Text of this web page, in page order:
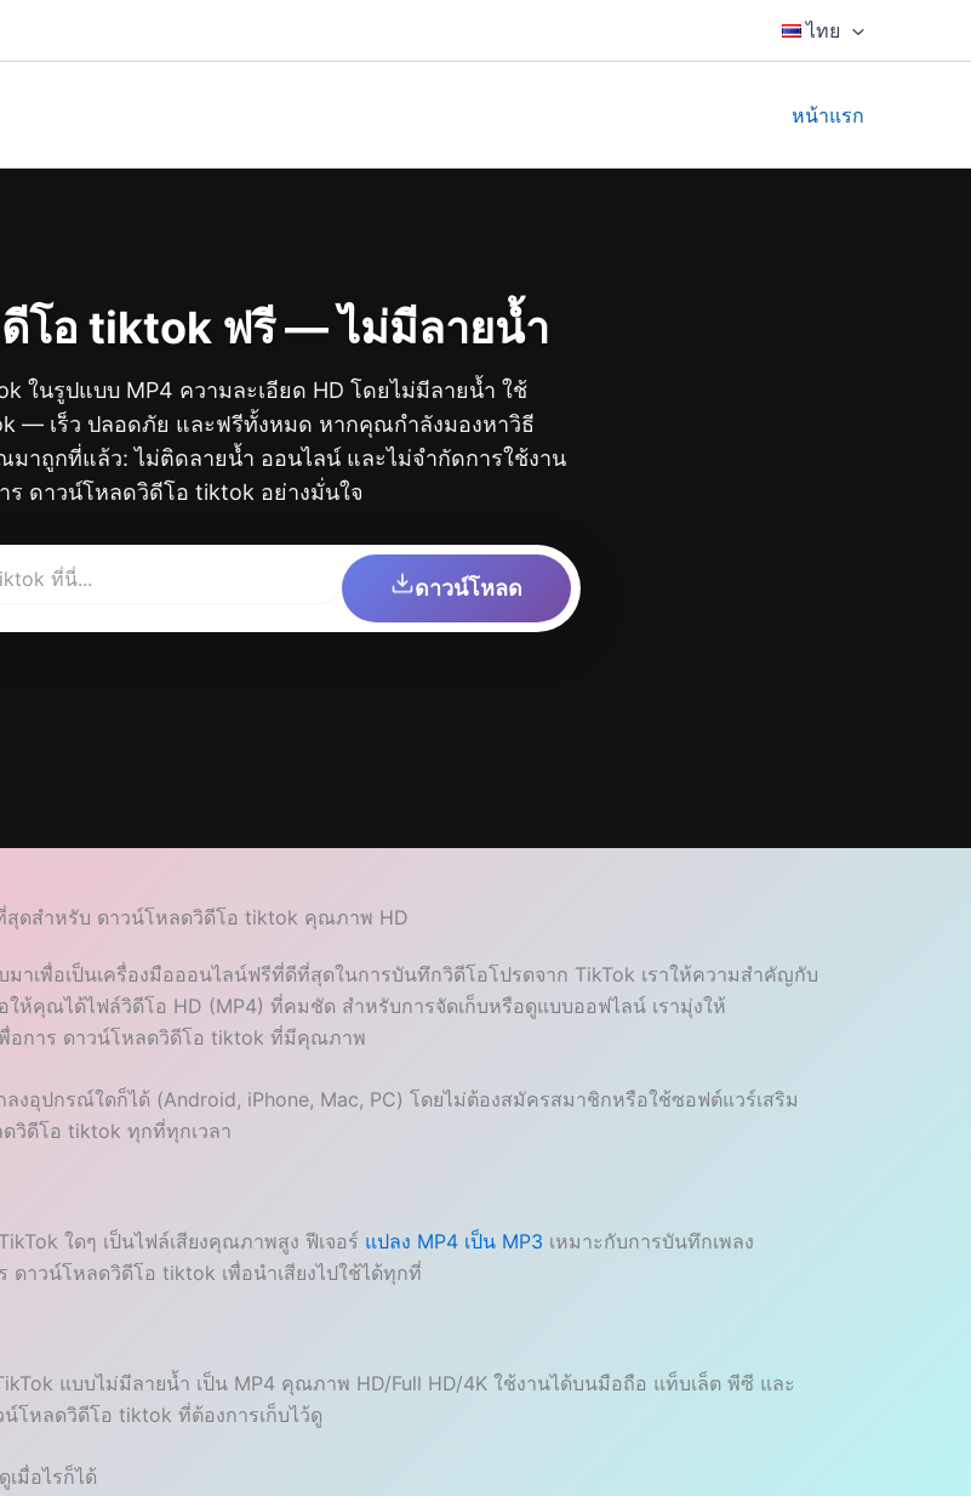
ไทย
หน้าแรก
โอ tiktok ฟรี — ไม่มีลายน้ำ
ในรูปแบบ MP4 ความละเอียด HD โดยไม่มีลายน้ำ ใช้
— เร็ว ปลอดภัย และฟรีทั้งหมด หากคุณกำลังมองหาวิธี
าถูกที่แล้ว: ไม่ติดลายน้ำ ออนไลน์ และไม่จำกัดการใช้งาน
ร ดาวน์โหลดวิดีโอ tiktok อย่างมั่นใจ
ดาวน์โหลด
ดสำหรับ ดาวน์โหลดวิดีโอ tiktok คุณภาพ HD
มาเพื่อเป็นเครื่องมือออนไลน์ฟรีที่ดีที่สุดในการบันทึกวิดีโอโปรดจาก TikTok เราให้ความสำคัญกับ
ห้คุณได้ไฟล์วิดีโอ HD (MP4) ที่คมชัด สำหรับการจัดเก็บหรือดูแบบออฟไลน์ เรามุ่งให้
อการ ดาวน์โหลดวิดีโอ tiktok ที่มีคุณภาพ
ลงอุปกรณ์ใดก็ได้ (Android, iPhone, Mac, PC) โดยไม่ต้องสมัครสมาชิกหรือใช้ซอฟต์แวร์เสริม
วิดีโอ tiktok ทุกที่ทุกเวลา
ใดๆ เป็นไฟล์เสียงคุณภาพสูง ฟีเจอร์ แปลง MP4 เป็น MP3 เหมาะกับการบันทึกเพลง
าวน์โหลดวิดีโอ tiktok เพื่อนำเสียงไปใช้ได้ทุกที่
แบบไม่มีลายน้ำ เป็น MP4 คุณภาพ HD/Full HD/4K ใช้งานได้บนมือถือ แท็บเล็ต พีซี และ
โหลดวิดีโอ tiktok ที่ต้องการเก็บไว้ดู
มื่อไรก็ได้